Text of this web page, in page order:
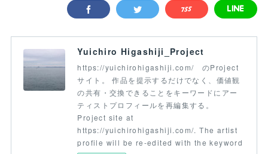
Yuichiro Higashiji_Project
https://yuichirohigashiji.com/ のProject
サイト。 作品を提示するだけでなく、価値観
の共有・交換できることをキーワードにアー
ティストプロフィールを再編集する。
Project site at
https://yuichirohigashiji.com/. The artist
profile will be re-edited with the keyword